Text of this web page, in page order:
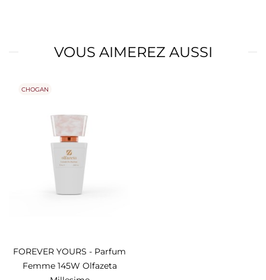
VOUS AIMEREZ AUSSI
FOREVER YOURS - Parfum
Femme 145W Olfazeta
CHOGAN